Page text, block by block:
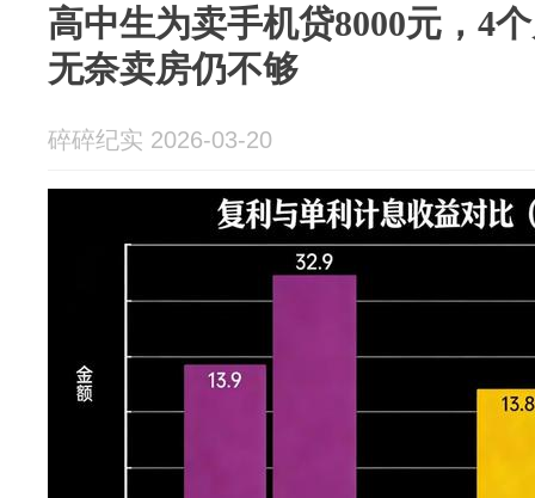
高中生为卖手机贷8000元，4
无奈卖房仍不够
碎碎纪实 2026-03-20